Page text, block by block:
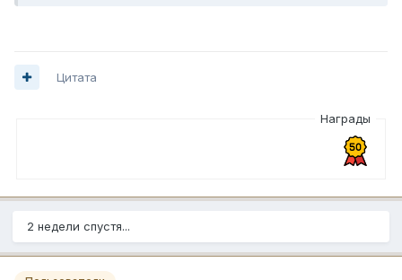
Цитата
Награды
2 недели спустя...